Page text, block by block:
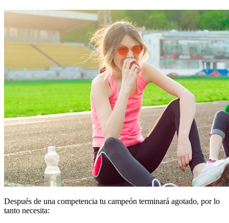
Después de una competencia tu campeón terminará agotado, por lo
tanto necesita: